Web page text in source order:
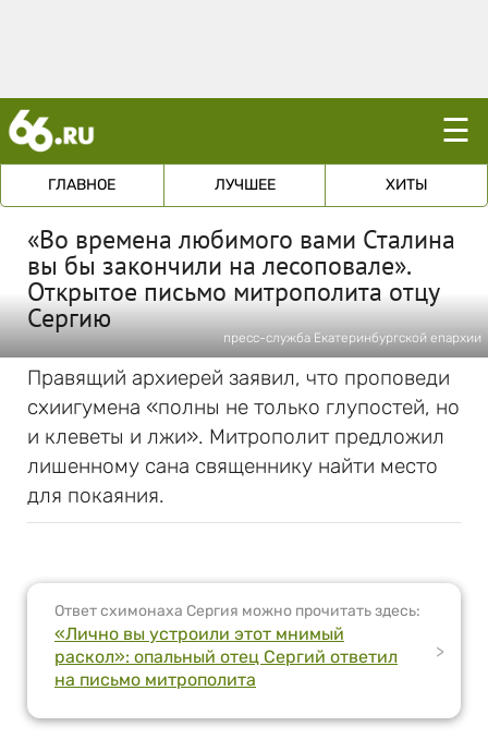
☰
ГЛАВНОЕ ЛУЧШЕЕ ХИТЫ
«Во времена любимого вами Сталина
вы бы закончили на лесоповале».
Открытое письмо митрополита отцу
Сергию
пресс-служба Екатеринбургской епархии
Правящий архиерей заявил, что проповеди
схиигумена «полны не только глупостей, но
и клеветы и лжи». Митрополит предложил
лишенному сана священнику найти место
для покаяния.
Ответ схимонаха Сергия можно прочитать здесь:
«Лично вы устроили этот мнимый
раскол»: опальный отец Сергий ответил
на письмо митрополита
>